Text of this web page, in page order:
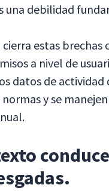
una debilidad
estas
a nivel de
datos de
y se